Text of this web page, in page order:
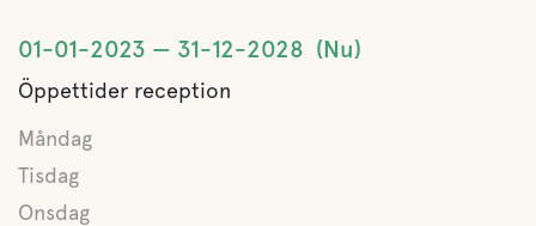
01-01-2023 31-12-2028 Nu
Öppettider reception
Måndag
Tisdag
Onsdag